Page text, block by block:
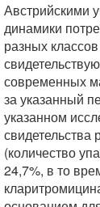
Австрийскими
динамики
разных
современных
за указанный
указанном
свидетельства
(количество
24,7%, в то